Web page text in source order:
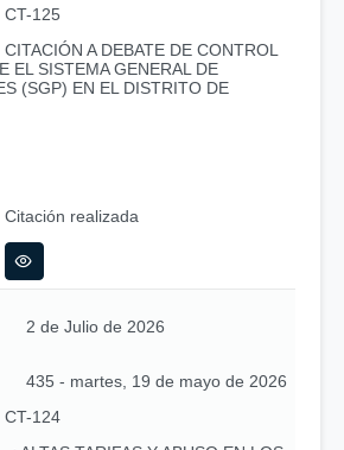
CT-125
CITACIÓN A DEBATE DE CONTROL
EL SISTEMA GENERAL DE
(SGP) EN EL DISTRITO DE
Citación realizada
2 de Julio de 2026
435 - martes, 19 de mayo de 2026
CT-124